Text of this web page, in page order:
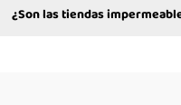
¿Son las tiendas